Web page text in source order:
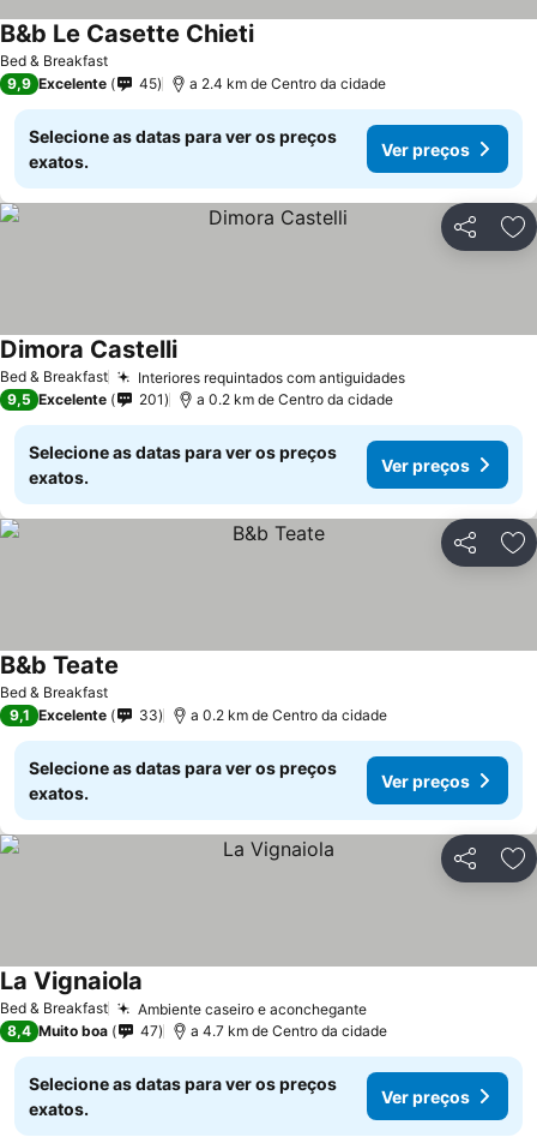
Bed & Breakfast
B&b Le Casette Chieti
9,9 Excelente 45 a 2.4 km de Centro da cidade
Selecione as datas para ver os preços
exatos.
Ver preços
Partilhar
Bed & Breakfast Interiores requintados com antiguidades
Dimora Castelli
9,5 Excelente 201 a 0.2 km de Centro da cidade
Selecione as datas para ver os preços
exatos.
Ver preços
Partilhar
Bed & Breakfast
B&b Teate
9,1 Excelente 33 a 0.2 km de Centro da cidade
Selecione as datas para ver os preços
exatos.
Ver preços
Partilhar
Bed & Breakfast Ambiente caseiro e aconchegante
La Vignaiola
8,4 Muito boa 47 a 4.7 km de Centro da cidade
Selecione as datas para ver os preços
exatos.
Ver preços